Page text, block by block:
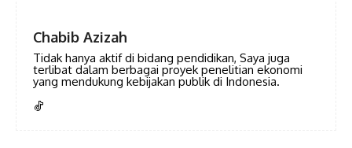
Chabib Azizah
Tidak hanya aktif di bidang pendidikan, Saya juga
terlibat dalam berbagai proyek penelitian ekonomi
yang mendukung kebijakan publik di Indonesia.